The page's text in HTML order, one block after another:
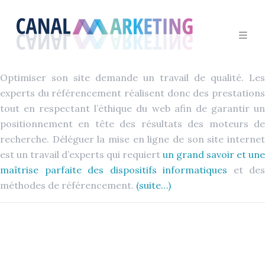
Optimiser son site demande un travail de qualité. Les
experts du référencement réalisent donc des prestations
tout en respectant l’éthique du web afin de garantir un
positionnement en tête des résultats des moteurs de
recherche. Déléguer la mise en ligne de son site internet
est un travail d’experts qui requiert un grand savoir et une
maîtrise parfaite des dispositifs informatiques et des
méthodes de référencement. (suite…)